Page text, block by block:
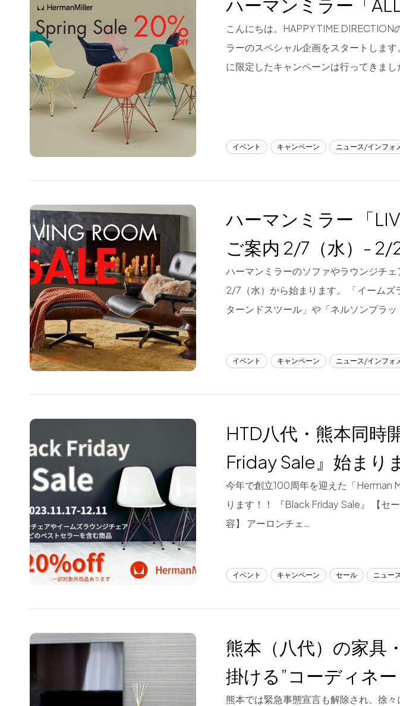
Blog
for Business
Recruit
Contact
フラッグシップストア
0965-52-0323
熊本店
096-274-8175
Arv
0965-45-9282
ハーマンミラー「
こんにちは。HAPPY TIME DIRECTION
ラーのスペシャル企画をスタートしま
に限定したキャンペーンは行ってきま
イベント キャンペーン ニュース/インフォ
ハーマンミラー 「
ご案内 2/7（水）- 2/
ハーマンミラーのソファやラウンジチ
2/7（水）から始まります。 「イーム
ターンドスツール」や「ネルソンプラ
イベント キャンペーン ニュース/インフォ
HTD八代・熊本同時
Friday Sale』始まり
今年で創立100周年を迎えた「Herman
ります！！ 『Black Friday Sale』 【セ
容】 アーロンチェ…
イベント キャンペーン セール ニュー
熊本（八代）の家具
掛ける”コーディネ
熊本では緊急事態宣言も解除され、徐